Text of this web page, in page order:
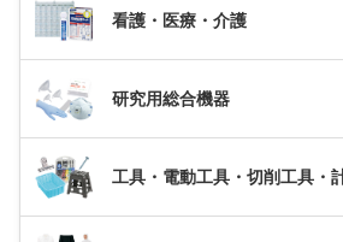
看護・医療・介護
研究用総合機器
工具・電動工具・切削工具・